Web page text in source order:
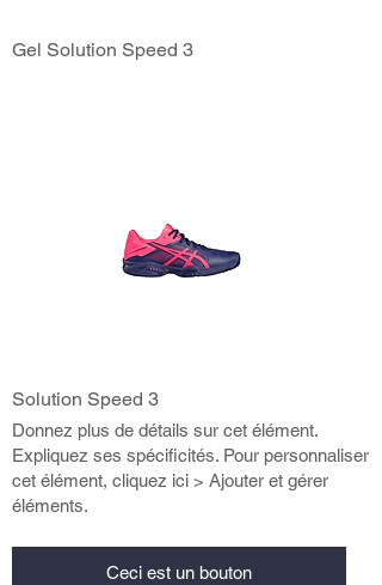
Gel Solution Speed 3
Solution Speed 3
Donnez plus de détails sur cet élément.
Expliquez ses spécificités. Pour personnaliser
cet élément, cliquez ici > Ajouter et gérer
éléments.
Ceci est un bouton